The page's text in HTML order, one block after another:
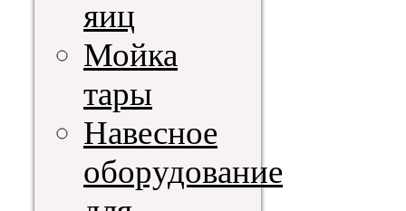
яиц
Мойка
тары
Навесное
оборудование